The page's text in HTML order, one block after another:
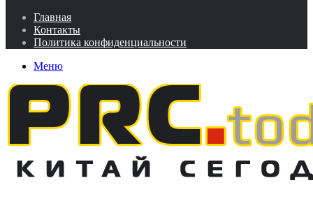
Главная
Контакты
Политика конфиденциальности
Меню